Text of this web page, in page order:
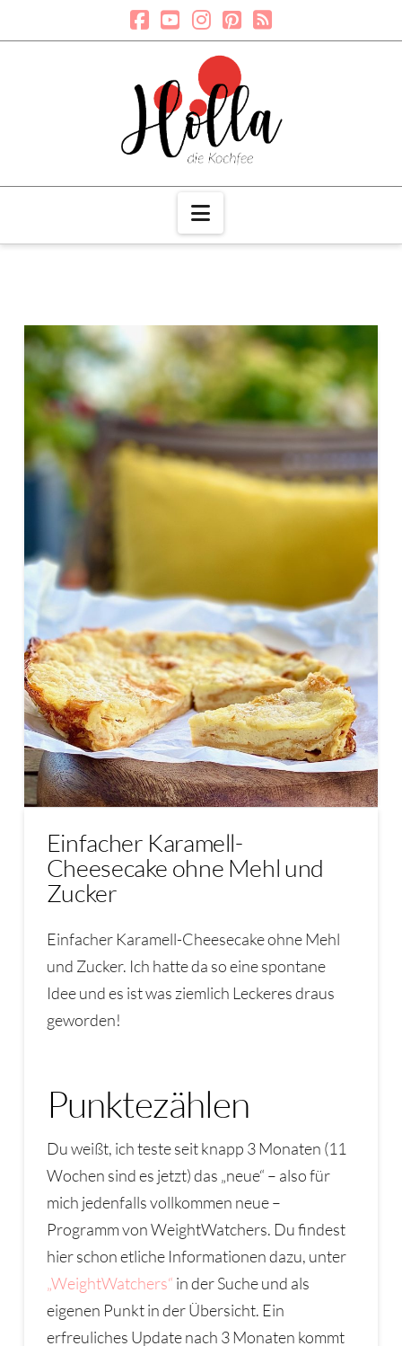
Navigation
Einfacher Karamell-
Cheesecake ohne Mehl und
Zucker
Einfacher Karamell-Cheesecake ohne Mehl
und Zucker. Ich hatte da so eine spontane
Idee und es ist was ziemlich Leckeres draus
geworden!
Punktezählen
Du weißt, ich teste seit knapp 3 Monaten (11
Wochen sind es jetzt) das „neue“ – also für
mich jedenfalls vollkommen neue –
Programm von WeightWatchers. Du findest
hier schon etliche Informationen dazu, unter
„WeightWatchers“ in der Suche und als
eigenen Punkt in der Übersicht. Ein
erfreuliches Update nach 3 Monaten kommt